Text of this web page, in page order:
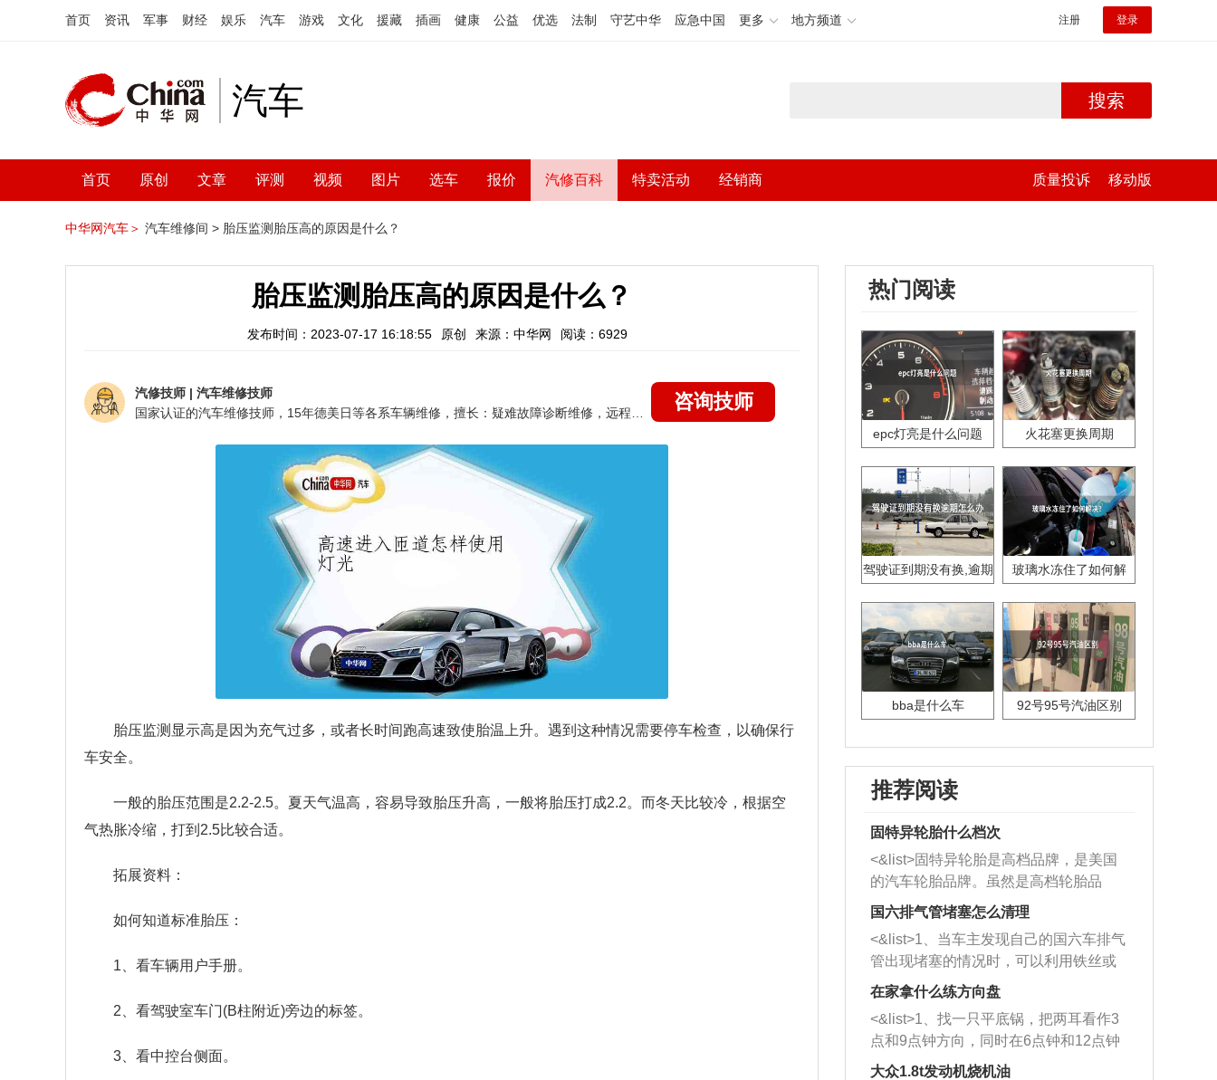
首页 资讯 军事 财经 娱乐 汽车 游戏 文化 援藏 插画 健康 公益 优选 法制 守艺中华 应急中国 更多 地方频道 注册 登录
汽车 搜索
首页 原创 文章 评测 视频 图片 选车 报价 汽修百科 特卖活动 经销商 质量投诉 移动版
中华网汽车＞ 汽车维修间 > 胎压监测胎压高的原因是什么？
胎压监测胎压高的原因是什么？
发布时间：2023-07-17 16:18:55 原创 来源：中华网 阅读：6929
汽修技师 | 汽车维修技师
咨询技师
胎压监测显示高是因为充气过多，或者长时间跑高速致使胎温上升。遇到这种情况需要停车检查，以确保行
车安全。
一般的胎压范围是2.2-2.5。夏天气温高，容易导致胎压升高，一般将胎压打成2.2。而冬天比较冷，根据空
气热胀冷缩，打到2.5比较合适。
拓展资料：
如何知道标准胎压：
1、看车辆用户手册。
2、看驾驶室车门(B柱附近)旁边的标签。
3、看中控台侧面。
热门阅读
epc灯亮是什么问题 火花塞更换周期
驾驶证到期没有换,逾期
玻璃水冻住了如何解
bba是什么车 92号95号汽油区别
推荐阅读
固特异轮胎什么档次
<&list>固特异轮胎是高档品牌，是美国
的汽车轮胎品牌。虽然是高档轮胎品
牌，但是中高低端的轮胎都有生产，这
也是为了更好的开拓市场。
国六排气管堵塞怎么清理
<&list>1、当车主发现自己的国六车排气
管出现堵塞的情况时，可以利用铁丝或
者是细棍，直接将杂物给取出来，如果
堵塞情况比较严重，也可以采取应急措
施。 <&list>2、直接利用木棍将所有的
杂物推到排气管里面的位置处，然后将
三元催化器拆解开，就可以将堵塞的东
在家拿什么练方向盘
<&list>1、找一只平底锅，把两耳看作3
点和9点钟方向，同时在6点钟和12点钟
方向做一个标记。 <&list>2、双手握住
大众1.8t发动机烧机油